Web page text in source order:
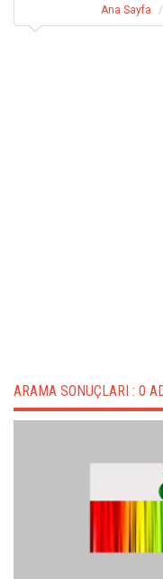
Ana Sayfa
ARAMA SONUÇLARI : 0